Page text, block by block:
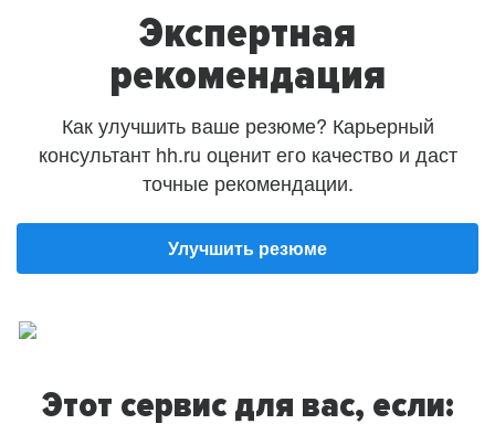
Экспертная
рекомендация
Как улучшить ваше резюме? Карьерный
консультант hh.ru оценит его качество и даст
точные рекомендации.
Улучшить резюме
Этот сервис для вас, если: